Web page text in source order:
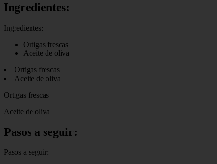
Ingredientes:
Ingredientes:
Ortigas frescas
Aceite de oliva
Ortigas frescas
Aceite de oliva
Ortigas frescas
Aceite de oliva
Pasos a seguir:
Pasos a seguir: